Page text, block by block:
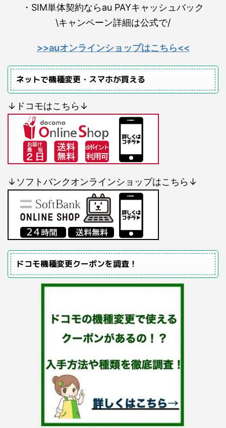
・SIM単体契約ならau PAYキャッシュバック
\キャンペーン詳細は公式で/
>>auオンラインショップはこちら<<
ネットで機種変更・スマホが買える
↓ドコモはこちら↓
↓ソフトバンクオンラインショップはこちら↓
ドコモ機種変更クーポンを調査！